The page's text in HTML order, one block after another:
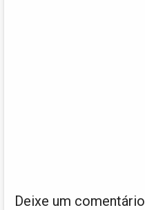
Deixe um comentário